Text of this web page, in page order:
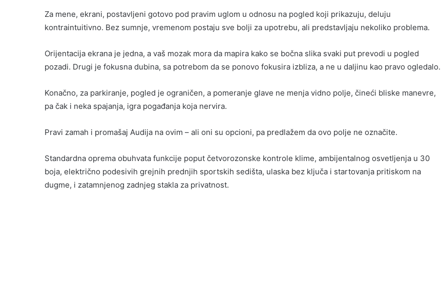
Za mene, ekrani, postavljeni gotovo pod pravim uglom u odnosu na pogled koji prikazuju, deluju
kontraintuitivno. Bez sumnje, vremenom postaju sve bolji za upotrebu, ali predstavljaju nekoliko problema.
Orijentacija ekrana je jedna, a vaš mozak mora da mapira kako se bočna slika svaki put prevodi u pogled
pozadi. Drugi je fokusna dubina, sa potrebom da se ponovo fokusira izbliza, a ne u daljinu kao pravo ogledalo.
Konačno, za parkiranje, pogled je ograničen, a pomeranje glave ne menja vidno polje, čineći bliske manevre,
pa čak i neka spajanja, igra pogađanja koja nervira.
Pravi zamah i promašaj Audija na ovim – ali oni su opcioni, pa predlažem da ovo polje ne označite.
Standardna oprema obuhvata funkcije poput četvorozonske kontrole klime, ambijentalnog osvetljenja u 30
boja, električno podesivih grejnih prednjih sportskih sedišta, ulaska bez ključa i startovanja pritiskom na
dugme, i zatamnjenog zadnjeg stakla za privatnost.